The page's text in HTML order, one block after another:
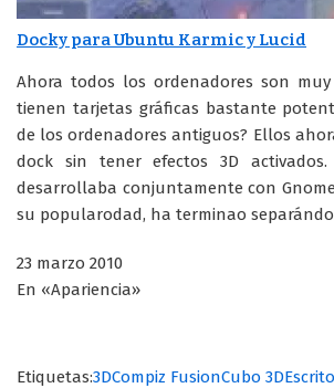
Docky para Ubuntu Karmic y Lucid
Ahora todos los ordenadores son
tienen tarjetas gráficas bastante
de los ordenadores antiguos? Ellos
dock sin tener efectos 3D
desarrollaba conjuntamente con
su popularodad, ha terminao
23 marzo 2010
En «Apariencia»
Etiquetas:3DCompiz FusionCubo 3D